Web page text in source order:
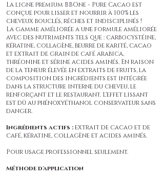
La ligne premium BBOne - Pure Cacao est
conçue pour lisser et nourrir à 100% les
cheveux bouclés, rêches et indisciplinés !
La gamme améliorée a une formule améliorée
avec des nutriments tels que : carbocystéine,
kératine, collagène, beurre de karité, cacao
et extrait de grain de café arabica,
thréonine et sérine acides aminés. En raison
de la teneur élevée en extraits de fruits, la
composition des ingrédients est intégrée
dans la structure interne du cheveu, le
renforçant et le restaurant. L'effet lissant
est dû au phénoxyéthanol conservateur sans
danger.
Ingrédients actifs :extrait de cacao et de
café, kératine, collagène et acides aminés.
Pour usage professionnel seulement.
Méthode d'application